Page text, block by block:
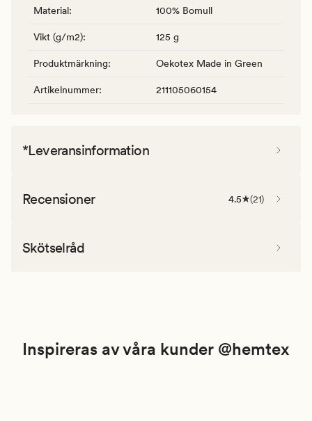
Material: 100% Bomull
Vikt (g/m2): 125 g
Produktmärkning: Oekotex Made in Green
Artikelnummer: 211105060154
*Leveransinformation
Recensioner 4.5 (21)
Skötselråd
Inspireras av våra kunder @hemtex